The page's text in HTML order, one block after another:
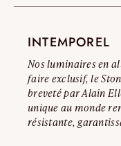
INTEMPOREL
Nos luminaires en
faire exclusif, le
breveté par Alain
unique au monde
résistante,